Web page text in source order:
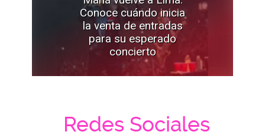
Conoce cuándo inicia
la venta de entradas
para su esperado
concierto
Redes Sociales